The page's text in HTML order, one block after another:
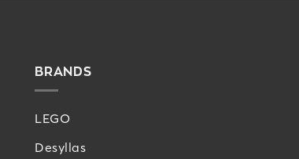
BRANDS
LEGO
Desyllas